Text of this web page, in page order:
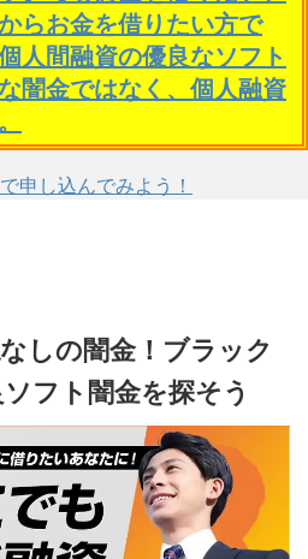
らお金を借りたい方で
人間融資の優良なソフト
闇金ではなく、個人融資
申し込んでみよう！
しの闇金！ブラック
フト闇金を探そう